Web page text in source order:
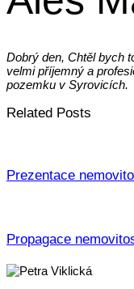
Dobrý den, Chtěl bych
velmi příjemný a
pozemku v Syrovicích.
Related Posts
Prezentace
Propagace